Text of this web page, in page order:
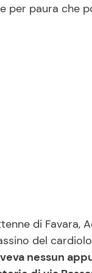
per paura che
di Favara,
del
nessun